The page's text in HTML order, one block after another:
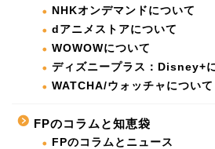
NHKオンデマンドについて
dアニメストアについて
WOWOWについて
ディズニープラス：Disney+
WATCHA/ウォッチャについて
FPのコラムと知恵袋
FPのコラムとニュース